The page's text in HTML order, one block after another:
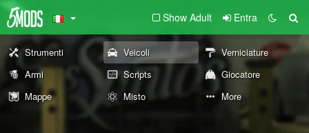
Show Adult Entra
Strumenti Veicoli
Verniciature
Armi
Scripts
Giocatore
Mappe
Misto More